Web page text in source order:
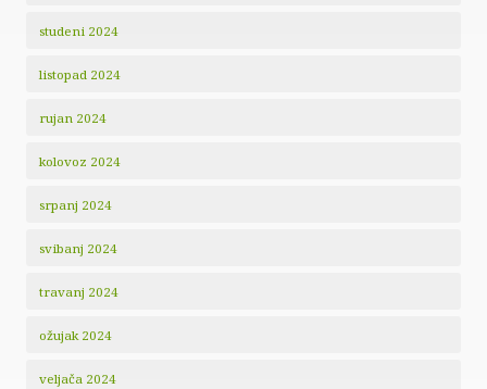
studeni 2024
listopad 2024
rujan 2024
kolovoz 2024
srpanj 2024
svibanj 2024
travanj 2024
ožujak 2024
veljača 2024